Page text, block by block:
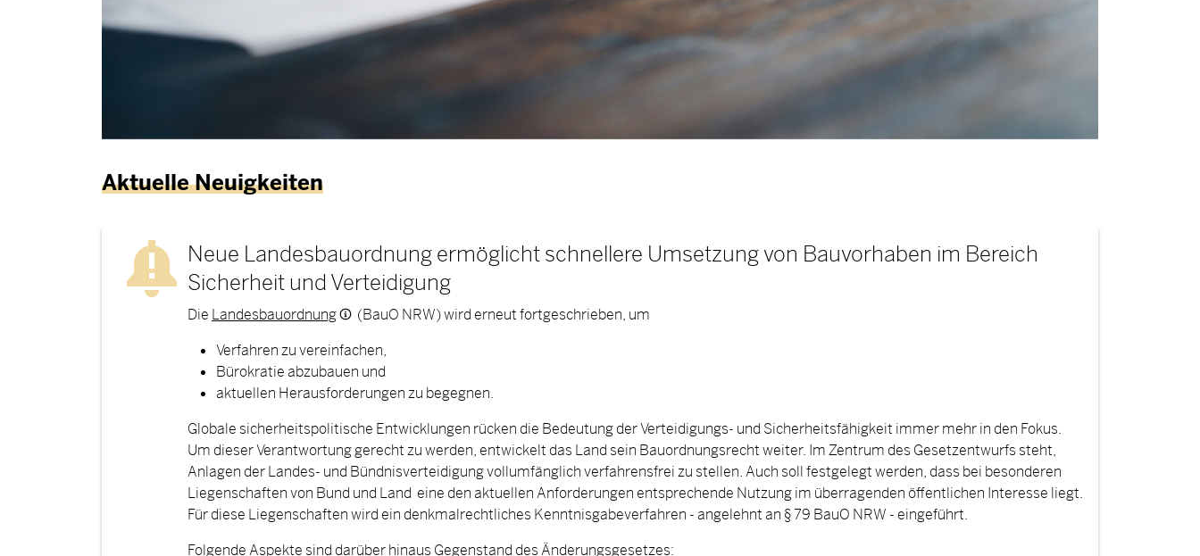
Aktuelle Neuigkeiten
Neue Landesbauordnung ermöglicht schnellere Umsetzung von Bauvorhaben im Bereich
Sicherheit und Verteidigung
Die Landesbauordnung
(BauO NRW) wird erneut fortgeschrieben, um
Verfahren zu vereinfachen,
Bürokratie abzubauen und
aktuellen Herausforderungen zu begegnen.
Globale sicherheitspolitische Entwicklungen rücken die Bedeutung der Verteidigungs- und Sicherheitsfähigkeit immer mehr in den Fokus.
Um dieser Verantwortung gerecht zu werden, entwickelt das Land sein Bauordnungsrecht weiter. Im Zentrum des Gesetzentwurfs steht,
Anlagen der Landes- und Bündnisverteidigung vollumfänglich verfahrensfrei zu stellen. Auch soll festgelegt werden, dass bei besonderen
Liegenschaften von Bund und Land eine den aktuellen Anforderungen entsprechende Nutzung im überragenden öffentlichen Interesse liegt.
Für diese Liegenschaften wird ein denkmalrechtliches Kenntnisgabeverfahren - angelehnt an § 79 BauO NRW - eingeführt.
Folgende Aspekte sind darüber hinaus Gegenstand des Änderungsgesetzes: